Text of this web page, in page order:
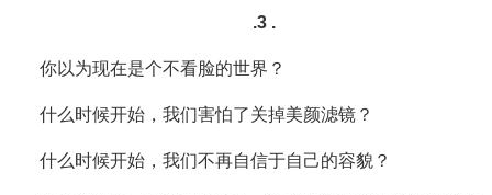
.3 .
你以为现在是个不看脸的世界？
什么时候开始，我们害怕了关掉美颜滤镜？
什么时候开始，我们不再自信于自己的容貌？